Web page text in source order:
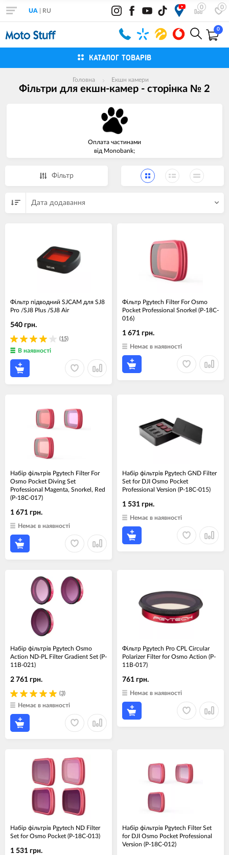
0 0
UA RU
0
КАТАЛОГ ТОВАРІВ
Головна Екшн камери
Фільтри для екшн-камер - сторінка № 2
Оплата частинами
від Monobank;
Фiльтр
Дата додавання
Фільтр підводний SJCAM для SJ8
Pro /SJ8 Plus /SJ8 Air
(15)
540 грн.
В наявності
Фільтр Pgytech Filter For Osmo
Pocket Professional Snorkel (P-18C-
016)
1 671 грн.
Немає в наявності
Набір фільтрів Pgytech Filter For
Osmo Pocket Diving Set
Professional Magenta, Snorkel, Red
(P-18C-017)
1 671 грн.
Немає в наявності
Набір фільтрів Pgytech GND Filter
Set for DJI Osmo Pocket
Professional Version (P-18C-015)
1 531 грн.
Немає в наявності
Набір фільтрів Pgytech Osmo
Action ND-PL Filter Gradient Set (P-
11B-021)
(3)
2 761 грн.
Немає в наявності
Фільтр Pgytech Pro CPL Circular
Polarizer Filter for Osmo Action (P-
11B-017)
761 грн.
Немає в наявності
Набір фільтрів Pgytech ND Filter
Set for Osmo Pocket (P-18C-013)
1 531 грн.
Набір фільтрів Pgytech Filter Set
for DJI Osmo Pocket Professional
Version (P-18C-012)